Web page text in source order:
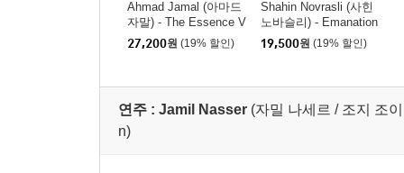
Ahmad Jamal (아마드
자말) - The Essence V
ol.1
27,200원 (19% 할인)
Shahin Novrasli (사힌
노바슬리) - Emanation
19,500원 (19% 할인)
연주 : Jamil Nasser (자밀 나세르 / 조지 조
n)